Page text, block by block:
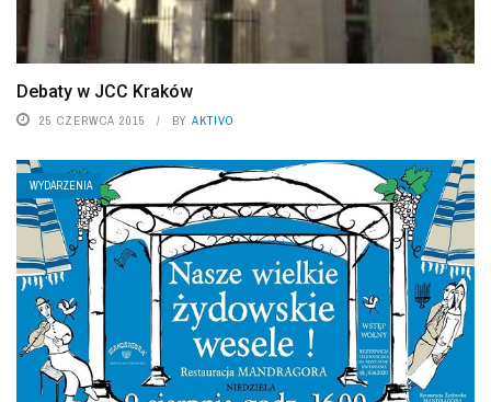
Debaty w JCC Kraków
25 CZERWCA 2015 BY AKTIVO
WYDARZENIA